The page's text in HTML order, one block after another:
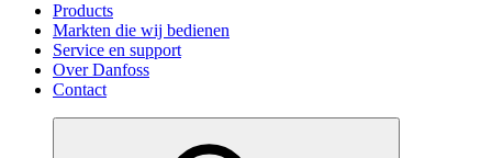
Products
Markten die wij bedienen
Service en support
Over Danfoss
Contact